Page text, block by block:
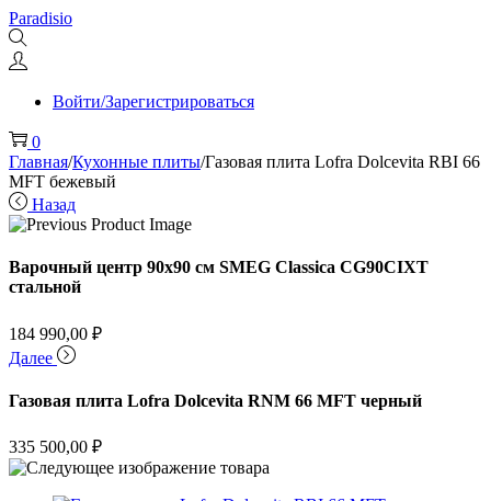
Перейти
к
навигации
Перейти
к
содержимому
Paradisio
Войти/Зарегистрироваться
0
Главная/Кухонные плиты/Газовая плита Lofra Dolcevita RBI 66
MFT бежевый
Назад
Варочный центр 90х90 см SMEG Classica CG90CIXT
стальной
184 990,00 ₽
Далее
Газовая плита Lofra Dolcevita RNM 66 MFT черный
335 500,00 ₽